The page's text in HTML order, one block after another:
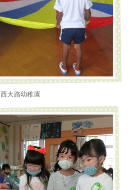
西大路幼稚園